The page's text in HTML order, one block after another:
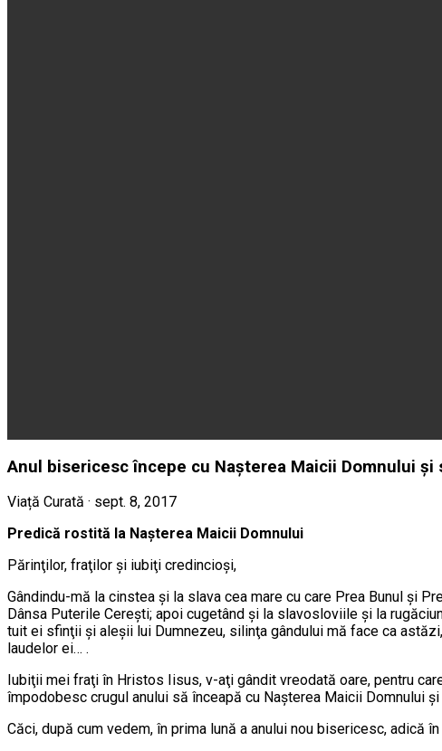
Anul bisericesc începe cu Nașterea Maicii Domnului
Viață Curată · sept. 8, 2017
Predică rostită la Nașterea Maicii Domnului
Părinţilor, fraţilor şi iubiţi credincioşi,
Gândindu-mă la cinstea şi la slava cea mare cu ca­re Prea Bunul şi
Dânsa Puterile Cereşti; a­poi cugetând şi la slavosloviile şi la
tuit ei sfinţii şi aleşii lui Dumnezeu, silinţa gândului mă face ca
laudelor ei… .
Iubiţii mei fraţi în Hristos Iisus, v-aţi gândit vreo­da­tă oare, pentru
împodobesc crugul anului să înceapă cu Naşterea Maicii Domnului
Căci, după cum vedem, în prima lună a anului nou bi­sericesc, adică